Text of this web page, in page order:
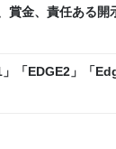
金、責任ある開
「EDGE2」「
クLAB